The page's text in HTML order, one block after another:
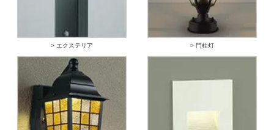
> エクステリア > 門柱灯